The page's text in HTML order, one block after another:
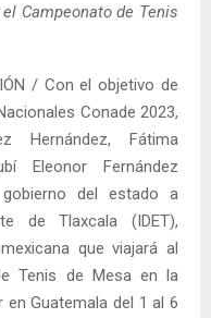
Campeonato de Tenis
/ Con el objetivo de
Conade 2023,
Hernández, Fátima
Eleonor Fernández
del estado a
de Tlaxcala (IDET),
que viajará al
Tenis de Mesa en la
en Guatemala del 1 al 6